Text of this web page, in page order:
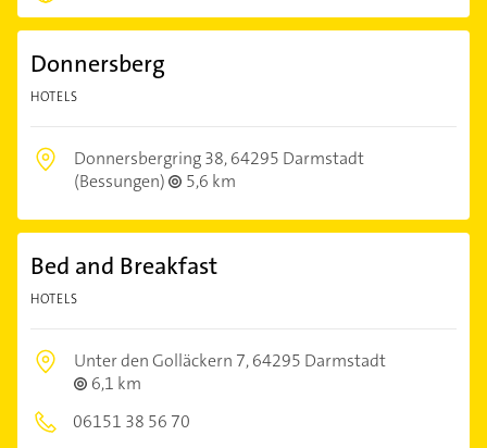
Donnersberg
HOTELS
Donnersbergring 38,64295 Darmstadt
(Bessungen)
5,6 km
Bed and Breakfast
HOTELS
Unter den Golläckern 7,64295 Darmstadt
6,1 km
06151 38 56 70